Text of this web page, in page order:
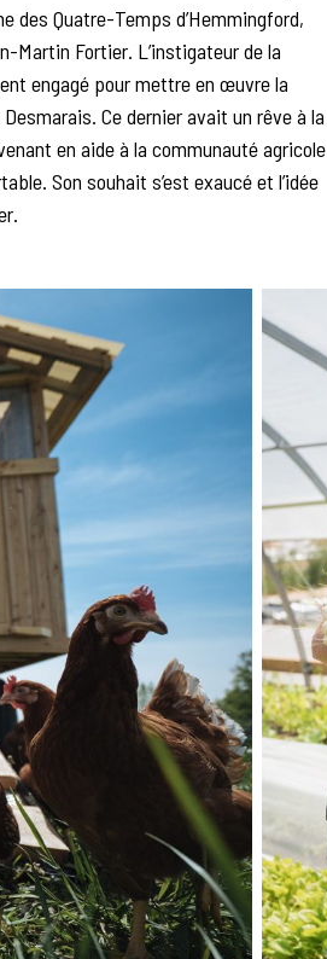
des Quatre-Temps d’Hemmingford,
Martin Fortier. L’instigateur de la
engagé pour mettre en œuvre la
Ce dernier avait un rêve à la
en aide à la communauté agricole
Son souhait s’est exaucé et l’idée